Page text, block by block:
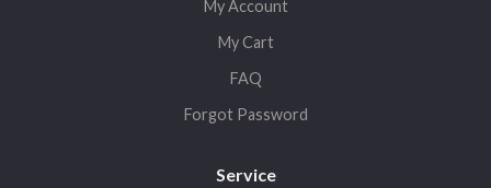
My Account
My Cart
FAQ
Forgot Password
Service